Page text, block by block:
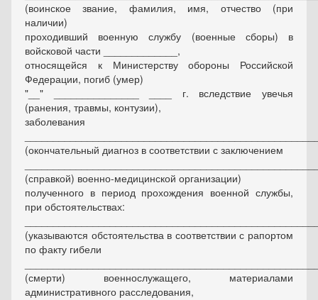
(воинское звание, фамилия, имя, отчество (при
наличии)
проходивший военную службу (военные сборы) в
войсковой части _____________,
относящейся к Министерству обороны Российской
Федерации, погиб (умер)
"__" _______________ ____ г. вследствие увечья
(ранения, травмы, контузии),
заболевания
(окончательный диагноз в соответствии с заключением
(справкой) военно-медицинской организации)
полученного в период прохождения военной службы,
при обстоятельствах:
(указываются обстоятельства в соответствии с рапортом
по факту гибели
(смерти) военнослужащего, материалами
административного расследования,